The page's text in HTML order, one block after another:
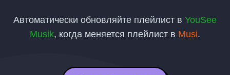
Автоматически обновляйте плейлист в YouSee
Musik, когда меняется плейлист в Musi.